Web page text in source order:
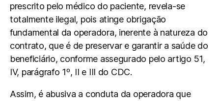
prescrito pelo médico do paciente, revela-se
totalmente ilegal, pois atinge obrigação
fundamental da operadora, inerente à natureza do
contrato, que é de preservar e garantir a saúde do
beneficiário, conforme assegurado pelo artigo 51,
IV, parágrafo 1º, II e III do CDC.
Assim, é abusiva a conduta da operadora que